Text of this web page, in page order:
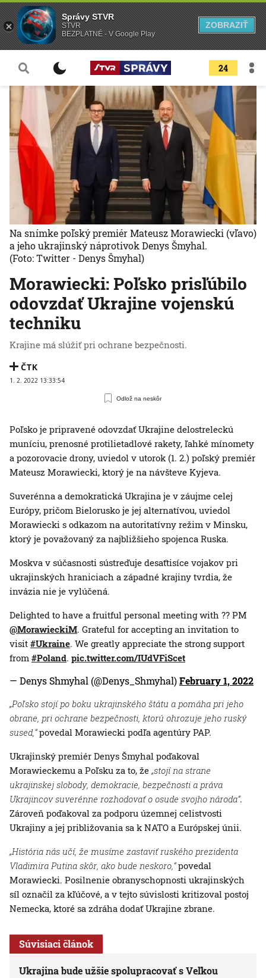
24
Morawiecki: Poľsko prisľúbilo
odovzdať Ukrajine vojenskú
techniku
Krajine má slúžiť pri ochrane bezpečnosti.
ČTK
1. 2. 2022 13:33:54
Odlož na neskôr
Na snímke poľský premiér Mateusz Morawiecki (vľavo)
a jeho ukrajinský náprotivok Denys Šmyhal.
(Foto: Twitter - Denys Šmyhal)
Poľsko je pripravené odovzdať Ukrajine delostreleckú
muníciu, prenosné protilietadlové rakety, ľahké mínomety
a pozorovacie drony, uviedol v utorok (1. 2.) poľský premiér
Mateusz Morawiecki, ktorý je na návšteve Kyjeva.
Suverénna a demokratická Ukrajina je v záujme celej
Európy, pričom Bielorusko je jej alternatívou, uviedol
Morawiecki s odkazom na autoritatívny režim v Minsku,
ktorý je považovaný za najbližšieho spojenca Ruska.
Moskva v súčasnosti sústreďuje desaťtisíce vojakov pri
ukrajinských hraniciach a západné krajiny tvrdia, že
invázia nie je vylúčená.
Delighted to have a fruitful personal meeting with ?? PM
@MorawieckiM. Grateful for accepting an invitation to
visit #Ukraine. We greatly appreciate the strong support
from #Poland. pic.twitter.com/IUdVFiScet
— Denys Shmyhal (@Denys_Shmyhal)February 1, 2022
„Poľsko stojí po boku ukrajinského štátu a pomáha pri jeho
obrane, pri ochrane bezpečnosti, ktorú ohrozuje jeho ruský
sused,“povedal Morawiecki podľa agentúry PAP.
Ukrajinský premiér Denys Šmyhal poďakoval
Morawieckemu a Poľsku za to, že „stojí na strane
ukrajinskej slobody, demokracie, bezpečnosti a práva
Ukrajincov suverénne rozhodovať o osude svojho národa“.
Zároveň poďakoval za podporu územnej celistvosti
Ukrajiny a jej približovania sa k NATO a Európskej únii.
„História nás učí, že musíme zastaviť ruského prezidenta
Vladimira Putina skôr, ako bude neskoro,“povedal
Morawiecki. Posilnenie obranyschopnosti ukrajinských
síl označil za kľúčové, a v tejto súvislosti kritizoval postoj
Nemecka, ktoré sa zdráha dodať Ukrajine zbrane.
Súvisiaci článok
Ukrajina bude užšie spolupracovať s Veľkou
Správy STVR
STVR
BEZPLATNÉ - V Google Play
ZOBRAZIŤ